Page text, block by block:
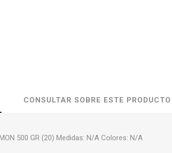
CONSULTAR SOBRE ESTE PRODUCTO
500 GR (20) Medidas: N/A Colores: N/A